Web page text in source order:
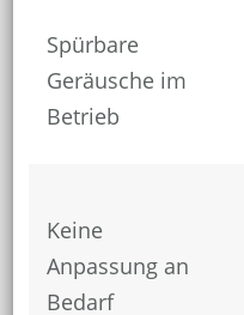
Spürbare
Geräusche im
Betrieb
Keine
Anpassung an
Bedarf